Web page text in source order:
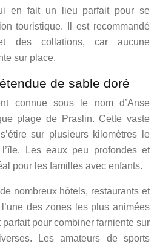
en fait un lieu parfait pour se
touristique. Il est recommandé
des collations, car aucune
sur place.
de sable doré
connue sous le nom d’Anse
plage de Praslin. Cette vaste
sur plusieurs kilomètres le
Les eaux peu profondes et
pour les familles avec enfants.
nombreux hôtels, restaurants et
des zones les plus animées
parfait pour combiner farniente sur
Les amateurs de sports